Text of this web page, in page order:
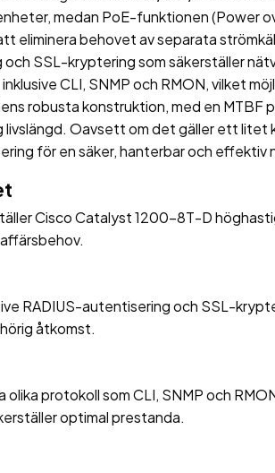
medan PoE-funktionen (Power
eliminera behovet av separata
SSL-kryptering som säkerställer
CLI, SNMP och RMON, vilket
robusta konstruktion, med en MTBF
Oavsett om det gäller ett
för en säker, hanterbar och effektiv
Cisco Catalyst 1200-8T-D
RADIUS-autentisering och SSL-
åtkomst.
protokoll som CLI, SNMP och
optimal prestanda.